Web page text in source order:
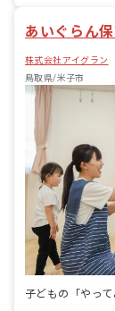
あいぐらん
株式会社アイグラン
鳥取県/米子市